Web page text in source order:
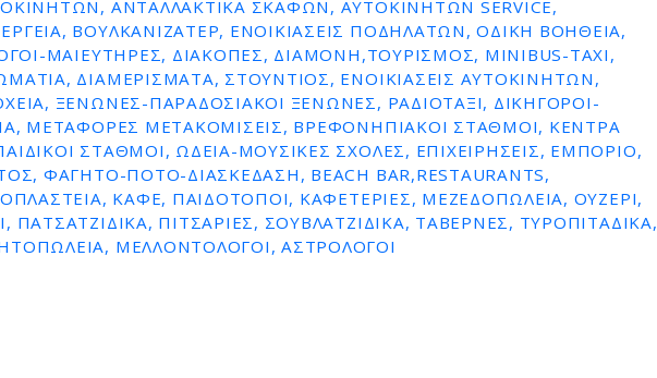
ΑΝΤΑΛΛΑΚΤΙΚΆ ΣΚΑΦΏΝ, ΑΥΤΟΚΙΝΉΤΩΝ SERVICE,
ΒΟΥΛΚΑΝΙΖΑΤΈΡ, ΕΝΟΙΚΙΆΣΕΙΣ ΠΟΔΗΛΆΤΩΝ, ΟΔΙΚΉ ΒΟΉΘΕΙΑ,
ΜΑΙΕΥΤΉΡΕΣ, ΔΙΑΚΟΠΈΣ, ΔΙΑΜΟΝΉ,ΤΟΥΡΙΣΜΌΣ, MINIBUS-TAXI,
ΔΙΑΜΕΡΊΣΜΑΤΑ, ΣΤΟΎΝΤΙΟΣ, ΕΝΟΙΚΙΆΣΕΙΣ ΑΥΤΟΚΙΝΉΤΩΝ,
ΞΕΝΏΝΕΣ-ΠΑΡΑΔΟΣΙΑΚΟΊ ΞΕΝΏΝΕΣ, ΡΑΔΙΟΤΑΞΊ, ΔΙΚΗΓΌΡΟΙ-
ΜΕΤΑΦΟΡΈΣ ΜΕΤΑΚΟΜΊΣΕΙΣ, ΒΡΕΦΟΝΗΠΙΑΚΟΊ ΣΤΑΘΜΟΊ, ΚΈΝΤΡΑ
ΣΤΑΘΜΟΊ, ΩΔΕΊΑ-ΜΟΥΣΙΚΈΣ ΣΧΟΛΈΣ, ΕΠΙΧΕΙΡΉΣΕΙΣ, ΕΜΠΌΡΙΟ,
ΦΑΓΗΤΌ-ΠΟΤΌ-ΔΙΑΣΚΈΔΑΣΗ, BEACH BAR,RESTAURANTS,
ΚΑΦΈ, ΠΑΙΔΌΤΟΠΟΙ, ΚΑΦΕΤΈΡΙΕΣ, ΜΕΖΕΔΟΠΩΛΕΊΑ, ΟΥΖΕΡΊ,
ΠΙΤΣΑΡΊΕΣ, ΣΟΥΒΛΑΤΖΊΔΙΚΑ, ΤΑΒΈΡΝΕΣ, ΤΥΡΟΠΙΤΆΔΙΚΑ,
ΜΕΛΛΟΝΤΟΛΟΓΟΙ, ΑΣΤΡΟΛΌΓΟΙ